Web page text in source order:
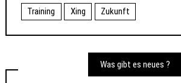
Training Xing Zukunft
Was gibt es neues ?